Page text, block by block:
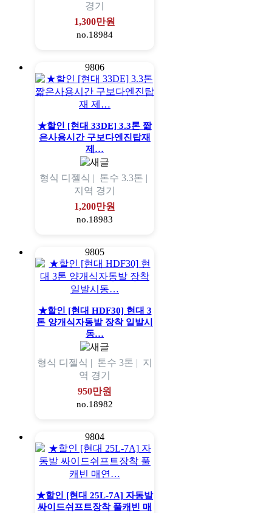
경기
1,300만원
no.18984
9806
★할인 [현대 33DE] 3.3톤 짧
은사용시간 구보다엔진탑재
제…
형식 디젤식 | 톤수 3.3톤 |
지역 경기
1,200만원
no.18983
9805
★할인 [현대 HDF30] 현대 3
톤 양개식자동발 장착 일발시
동…
형식 디젤식 | 톤수 3톤 | 지
역 경기
950만원
no.18982
9804
★할인 [현대 25L-7A] 자동발
싸이드쉬프트장착 풀캐빈 매